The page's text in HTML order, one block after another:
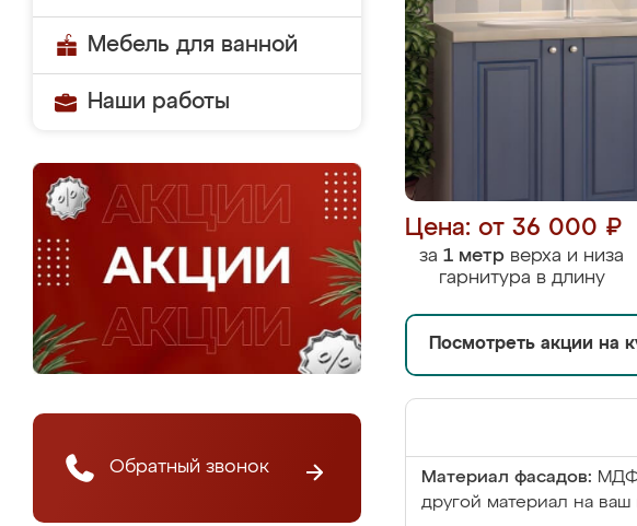
Мебель для ванной
Наши работы
Обратный звонок
Цена: от 36 000 ₽
за 1 метр верха и низа
гарнитура в длину
Посмотреть акции на
Материал фасадов:
другой материал на